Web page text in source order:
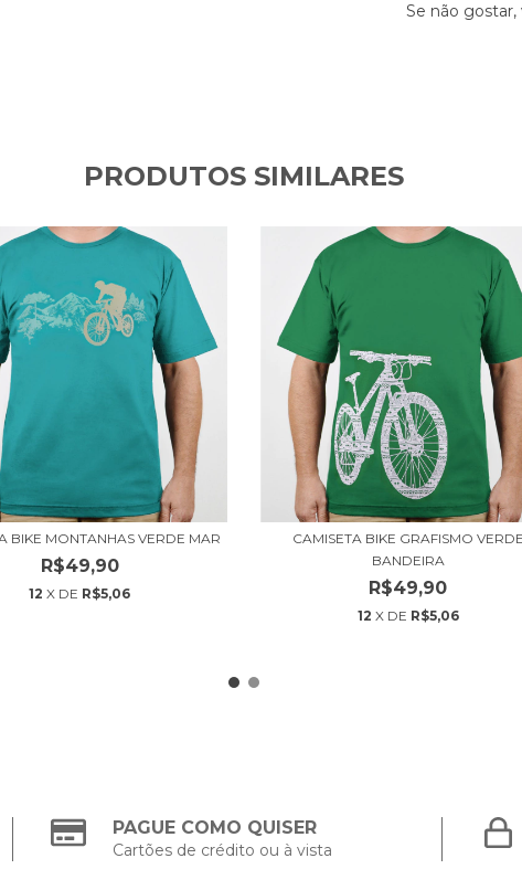
Se não
PRODUTOS SIMILARES
BIKE MONTANHAS VERDE MAR
R$49,90
12 X DE R$5,06
CAMISETA BIKE GRAFISMO VERDE
BANDEIRA
R$49,90
12 X DE R$5,06
PAGUE COMO QUISER
Cartões de crédito ou à vista